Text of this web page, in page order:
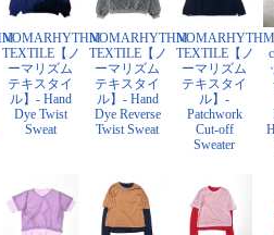
NOMARHYTHM
TEXTILE【ノ
ーマリズム
テキスタイ
ル】- Hand
Dye Twist
Sweat
NOMARHYTHM
TEXTILE【ノ
ーマリズム
テキスタイ
ル】- Hand
Dye Reverse
Twist Sweat
NOMARHYTHM
TEXTILE【ノ
ーマリズム
テキスタイ
ル】-
Patchwork
Cut-off
Sweater